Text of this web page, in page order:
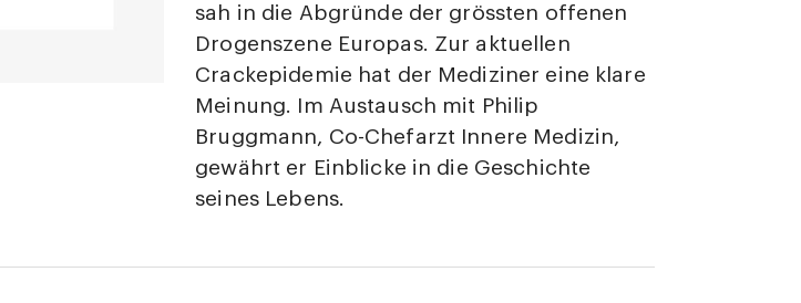
sah in die Abgründe der grössten offenen
Drogenszene Europas. Zur aktuellen
Crackepidemie hat der Mediziner eine klare
Meinung. Im Austausch mit Philip
Bruggmann, Co-Chefarzt Innere Medizin,
gewährt er Einblicke in die Geschichte
seines Lebens.